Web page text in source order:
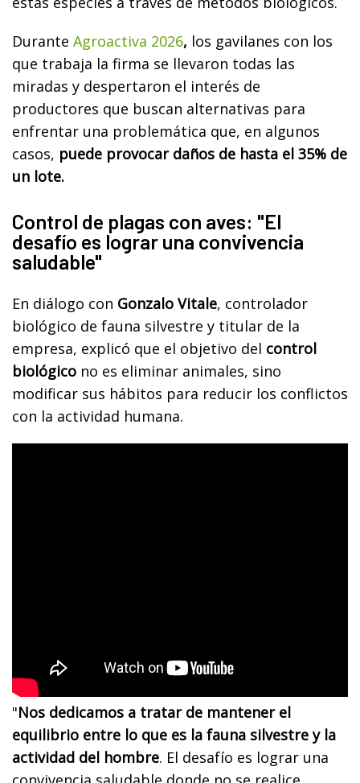
Durante Agroactiva 2026, los gavilanes con los
que trabaja la firma se llevaron todas las
miradas y despertaron el interés de
productores que buscan alternativas para
enfrentar una problemática que, en algunos
casos, puede provocar daños de hasta el 35% de
un lote.
Control de plagas con aves: "El
desafío es lograr una convivencia
saludable"
En diálogo con Gonzalo Vitale, controlador
biológico de fauna silvestre y titular de la
empresa, explicó que el objetivo del control
biológico no es eliminar animales, sino
modificar sus hábitos para reducir los conflictos
con la actividad humana.
"Nos dedicamos a tratar de mantener el
equilibrio entre lo que es la fauna silvestre y la
actividad del hombre. El desafío es lograr una